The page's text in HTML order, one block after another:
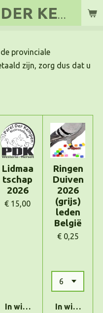
KEMPEN
provinciale
zijn, zorg dus dat u
Lidmaa
tschap
2026
€ 15,00
In winkelwagen
Ringen
Duiven
2026
(grijs)
leden
België
€ 0,25
In